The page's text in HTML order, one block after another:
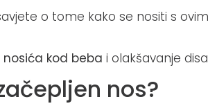
o tome kako se nositi s ovim
kod beba i olakšavanje
nos?